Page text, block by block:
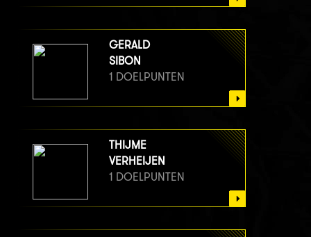
GERALD
SIBON
1 DOELPUNTEN
THIJME
VERHEIJEN
1 DOELPUNTEN